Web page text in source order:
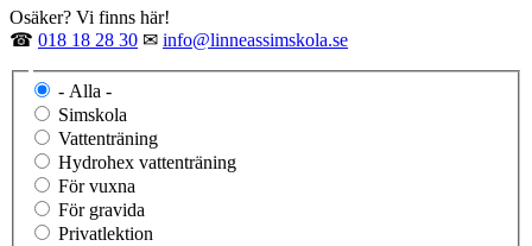
Osäker? Vi finns här!
☎ 018 18 28 30 ✉ info@linneassimskola.se
- Alla -
Simskola
Vattenträning
Hydrohex vattenträning
För vuxna
För gravida
Privatlektion